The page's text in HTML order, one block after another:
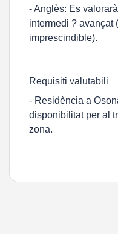
- Anglès: Es
intermedi ? avançat
imprescindible).
Requisiti valutabili
- Residència a
disponibilitat per al
zona.